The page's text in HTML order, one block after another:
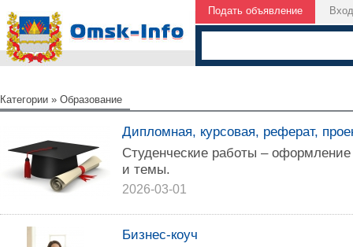
Подать объявление Вход
Категории » Образование
Дипломная, курсовая, реферат,
Студенческие работы –
и темы.
2026-03-01
Бизнес-коуч